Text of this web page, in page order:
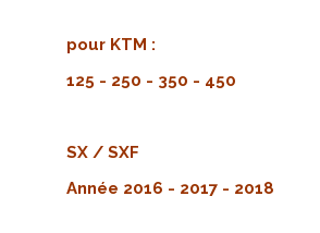
pour KTM :
125 - 250 - 350 - 450
SX / SXF
Année 2016 - 2017 - 2018